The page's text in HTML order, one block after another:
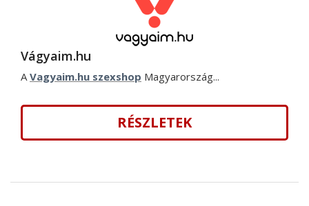
Vágyaim.hu
AVagyaim.hu szexshop Magyarország...
RÉSZLETEK